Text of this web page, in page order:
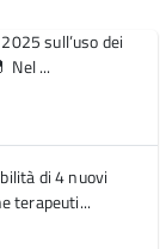
sull’uso dei
Nel ...
di 4 nuovi
terapeuti...